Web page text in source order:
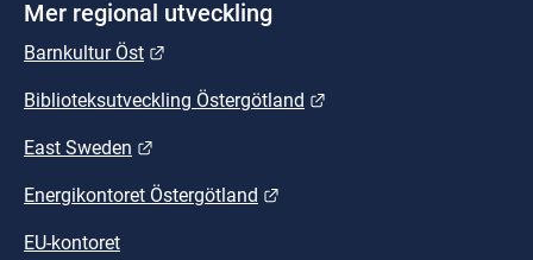
Mer regional utveckling
Barnkultur Öst
Biblioteksutveckling Östergötland
East Sweden
Energikontoret Östergötland
EU-kontoret